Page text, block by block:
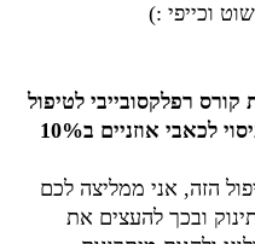
וכייפי :)
רפלקסובייבי לטיפול
בדלקות אוזניים קבלו את שמן העיסוי לכאבי אוזניים ב10%
הזה, אני ממליצה לכם
ובכך להעצים את